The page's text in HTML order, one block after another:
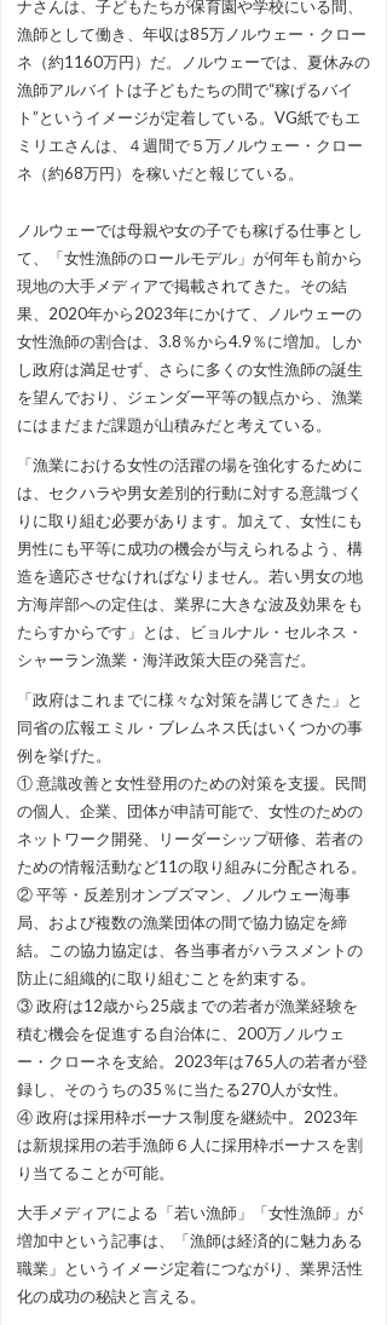
ナさんは、子どもたちが保育園や学校にいる間、
漁師として働き、年収は85万ノルウェー・クロー
ネ（約1160万円）だ。ノルウェーでは、夏休みの
漁師アルバイトは子どもたちの間で“稼げるバイ
ト”というイメージが定着している。VG紙でもエ
ミリエさんは、４週間で５万ノルウェー・クロー
ネ（約68万円）を稼いだと報じている。
ノルウェーでは母親や女の子でも稼げる仕事とし
て、「女性漁師のロールモデル」が何年も前から
現地の大手メディアで掲載されてきた。その結
果、2020年から2023年にかけて、ノルウェーの
女性漁師の割合は、3.8％から4.9％に増加。しか
し政府は満足せず、さらに多くの女性漁師の誕生
を望んでおり、ジェンダー平等の観点から、漁業
にはまだまだ課題が山積みだと考えている。
「漁業における女性の活躍の場を強化するために
は、セクハラや男女差別的行動に対する意識づく
りに取り組む必要があります。加えて、女性にも
男性にも平等に成功の機会が与えられるよう、構
造を適応させなければなりません。若い男女の地
方海岸部への定住は、業界に大きな波及効果をも
たらすからです」とは、ビョルナル・セルネス・
シャーラン漁業・海洋政策大臣の発言だ。
「政府はこれまでに様々な対策を講じてきた」と
同省の広報エミル・ブレムネス氏はいくつかの事
例を挙げた。
① 意識改善と女性登用のための対策を支援。民間
の個人、企業、団体が申請可能で、女性のための
ネットワーク開発、リーダーシップ研修、若者の
ための情報活動など11の取り組みに分配される。
② 平等・反差別オンブズマン、ノルウェー海事
局、および複数の漁業団体の間で協力協定を締
結。この協力協定は、各当事者がハラスメントの
防止に組織的に取り組むことを約束する。
③ 政府は12歳から25歳までの若者が漁業経験を
積む機会を促進する自治体に、200万ノルウェ
ー・クローネを支給。2023年は765人の若者が登
録し、そのうちの35％に当たる270人が女性。
④ 政府は採用枠ボーナス制度を継続中。2023年
は新規採用の若手漁師６人に採用枠ボーナスを割
り当てることが可能。
大手メディアによる「若い漁師」「女性漁師」が
増加中という記事は、「漁師は経済的に魅力ある
職業」というイメージ定着につながり、業界活性
化の成功の秘訣と言える。